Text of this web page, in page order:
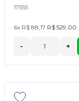
17555
6x R$ 88,17 R$ 529,00
- +